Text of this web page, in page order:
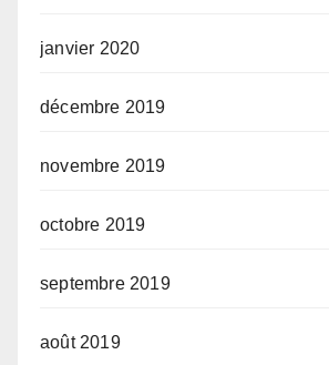
janvier 2020
décembre 2019
novembre 2019
octobre 2019
septembre 2019
août 2019